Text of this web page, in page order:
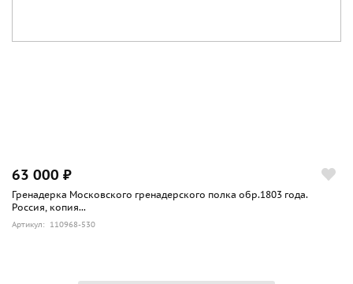
63 000 ₽
Гренадерка Московского гренадерского полка обр.1803 года.
Россия, копия...
Артикул: 110968-530